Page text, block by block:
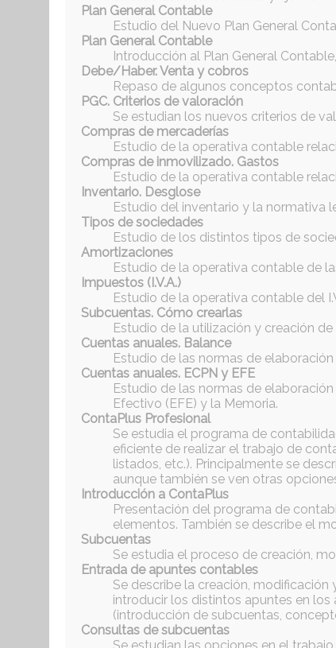
Plan General Contable
Estudio del Nuevo Plan General
Plan General Contable
Introducción al Plan General
Debe/Haber. Venta y cobros
Repaso de algunos conceptos
PGC. Criterios de valoración
Se estudian los nuevos criterios de
Compras de mercaderías
Estudio de la operativa contable
Compras de inmovilizado. Gastos
Estudio de la operativa contable
Inventario. Desglose
Estudio del inventario y la normativa
Tipos de sociedades
Estudio de los distintos tipos de
Amortizaciones
Estudio de la operativa contable de
Impuestos (I.V.A.)
Estudio de la operativa contable del
Subcuentas. Cómo crearlas
Estudio de la utilización y creación
Cuentas anuales. Balance
Estudio de las normas de
Cuentas anuales. ECPN y EFE
Estudio de las normas de
Efectivo (EFE) y la Memoria.
ContaPlus Profesional
Se estudia el programa de
eficiente de realizar el trabajo de
listados, etc.). Principalmente se
aunque también se ven otras
Introducción a ContaPlus
Presentación del programa de
elementos. También se describe el
Subcuentas
Se estudia el proceso de creación,
Entrada de apuntes contables
Se describe la creación,
introducir los distintos apuntes en
(introducción de subcuentas,
Consultas de subcuentas